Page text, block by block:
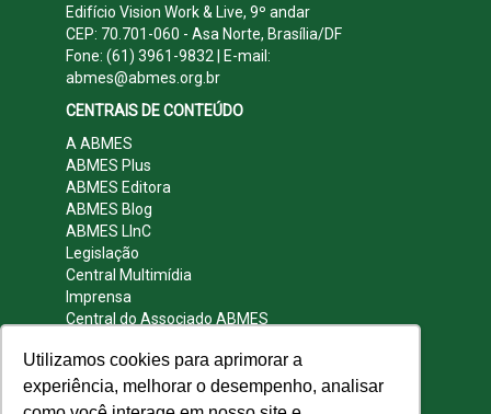
Utilizamos cookies para aprimorar a
experiência, melhorar o desempenho, analisar
Edifício Vision Work & Live, 9º andar
CEP: 70.701-060 - Asa Norte, Brasília/DF
Fone: (61) 3961-9832 | E-mail:
abmes@abmes.org.br
CENTRAIS DE CONTEÚDO
A ABMES
ABMES Plus
ABMES Editora
ABMES Blog
ABMES LInC
Legislação
Central Multimídia
Imprensa
Central do Associado ABMES